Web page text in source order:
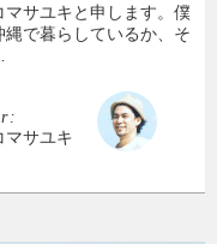
サユキと申します。僕
で暮らしているか、そ
マサユキ